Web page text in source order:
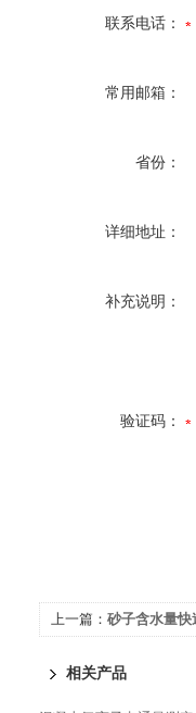
联系电话：
常用邮箱：
省份：
详细地址：
补充说明：
验证码：
上一篇： 砂子含水量快
相关产品